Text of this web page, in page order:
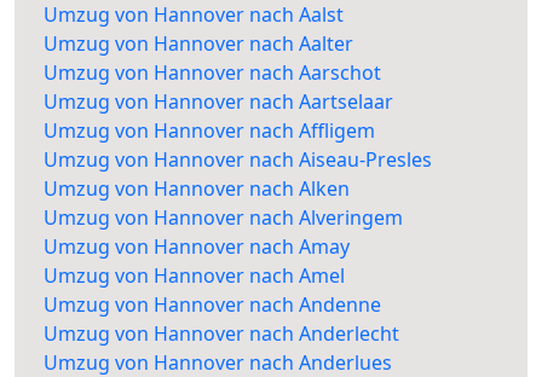
Umzug von Hannover nach Aalst
Umzug von Hannover nach Aalter
Umzug von Hannover nach Aarschot
Umzug von Hannover nach Aartselaar
Umzug von Hannover nach Affligem
Umzug von Hannover nach Aiseau-Presles
Umzug von Hannover nach Alken
Umzug von Hannover nach Alveringem
Umzug von Hannover nach Amay
Umzug von Hannover nach Amel
Umzug von Hannover nach Andenne
Umzug von Hannover nach Anderlecht
Umzug von Hannover nach Anderlues